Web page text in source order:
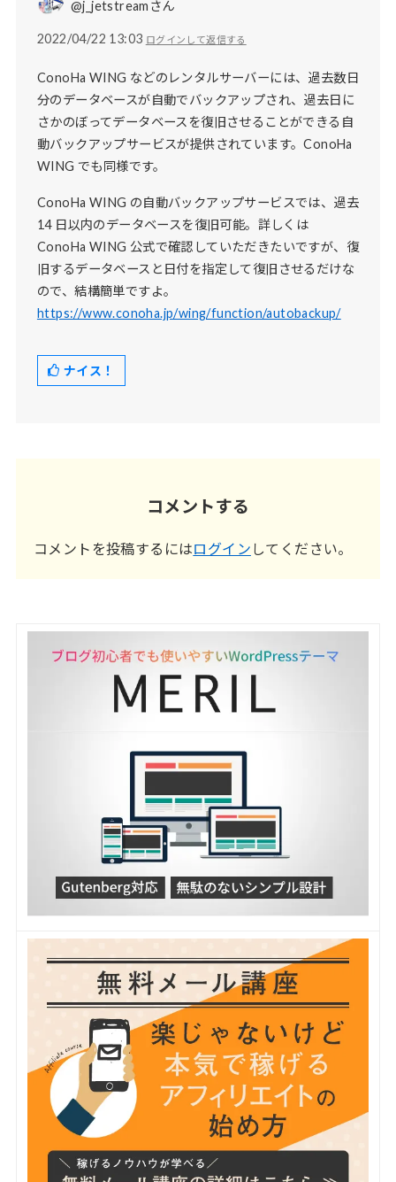
@j_jetstreamさん
2022/04/22 13:03 ログインして返信する
ConoHa WING などのレンタルサーバーには、過去数日
分のデータベースが自動でバックアップされ、過去日に
さかのぼってデータベースを復旧させることができる自
動バックアップサービスが提供されています。ConoHa
WING でも同様です。
ConoHa WING の自動バックアップサービスでは、過去
14 日以内のデータベースを復旧可能。詳しくは
ConoHa WING 公式で確認していただきたいですが、復
旧するデータベースと日付を指定して復旧させるだけな
ので、結構簡単ですよ。
https://www.conoha.jp/wing/function/autobackup/
ナイス！
コメントする
コメントを投稿するにはログイン してください。